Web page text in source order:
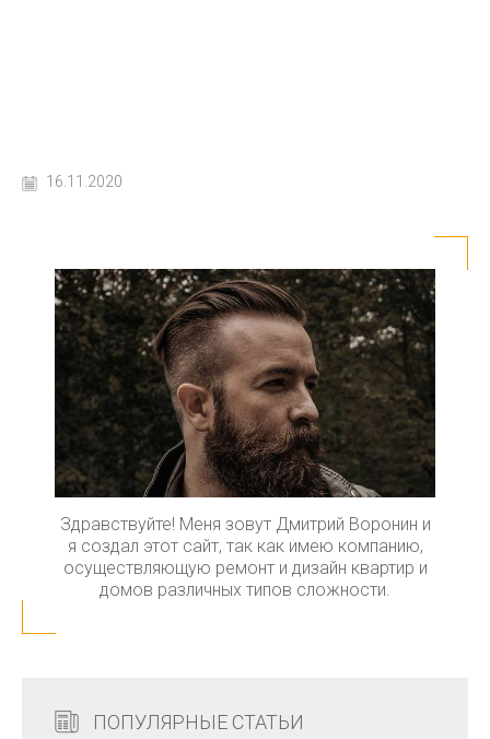
16.11.2020
Здравствуйте! Меня зовут Дмитрий Воронин и
я создал этот сайт, так как имею компанию,
осуществляющую ремонт и дизайн квартир и
домов различных типов сложности.
ПОПУЛЯРНЫЕ СТАТЬИ